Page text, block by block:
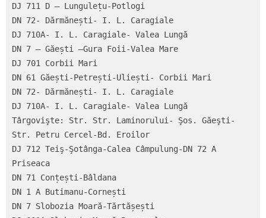
DJ 711 D – Lungulețu-Potlogi
DN 72- Dărmănești- I. L. Caragiale
DJ 710A- I. L. Caragiale- Valea Lungă
DN 7 – Găești –Gura Foii-Valea Mare
DJ 701 Corbii Mari
DN 61 Găești-Petrești-Uliești- Corbii Mari
DN 72- Dărmănești- I. L. Caragiale
DJ 710A- I. L. Caragiale- Valea Lungă
Târgovişte: Str. Str. Laminorului- Şos. Găeşti-
Str. Petru Cercel-Bd. Eroilor
DJ 712 Teiş-Şotânga-Calea Câmpulung-DN 72 A
Priseaca
DN 71 Conțești-Bâldana
DN 1 A Butimanu-Cornești
DN 7 Slobozia Moară-Tărtășești